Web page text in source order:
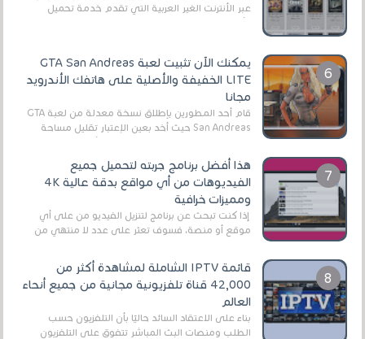
عبر الأنترنت الغير العربية التي تقدم خدمة تحميل
الأفلام على التورنت ، ومعظم هذه المواقع ل...
يمكنك الآن تثبيت لعبة GTA San Andreas
LITE الخفيفة والأصلية على هاتفك الأندرويد
مجانا
قام أحد المطورين بإطلاق نسخة معدلة من لعبة GTA
San Andreas حيث أخد بعين الإعتبار تقليل مساحة
هذا أفضل برنامج جربته لتحميل جميع
الفيديوهات من أي مواقع بدقة عالية 4K
ومميزات خرافية
إذا كنت تبحث عن برنامج لتنزيل الفيديو من على أي
موقع أو منصة، فسوف تعثر على عدد لا منتهي من
قائمة IPTV الشاملة لمشاهدة أكثر من
42,000 قناة تلفزيونية مجانية من جميع أنحاء
العالم
بناءً على الاعتقاد السائد حاليًا بأن التلفزيون حسب
الطلب ومنصات البث المباشر تتفوق على التلفزيون